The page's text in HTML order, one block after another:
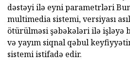
dəstəyi ilə eyni parametrləri
multimedia sistemi, versiyası
ötürülməsi şəbəkələri ilə işləyə
və yayım siqnal qəbul
sistemi istifadə edir.